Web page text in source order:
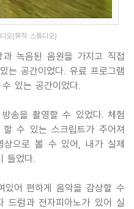
오(뮤직 스튜디오)
녹음된 음원을 가지고 직접
는 공간이었다. 유료 프로그램
있는 공간이었다.
송을 촬영할 수 있었다. 체험
수 있는 스크립트가 주어져
상으로 볼 수 있어, 내가 실제
들었다.
있어 편하게 음악을 감상할 수
드럼과 전자피아노가 있어 실